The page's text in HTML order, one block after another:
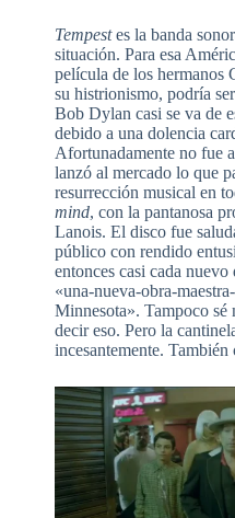
Tempestes la banda
situación. Para esa
película de los hermanos
su histrionismo, podría
Bob Dylan casi se va de
debido a una dolencia
Afortunadamente no fue
lanzó al mercado lo que
resurrección musical en
mind, con la pantanosa
Lanois. El disco fue
público con rendido
entonces casi cada
«una-nueva-obra-
Minnesota». Tampoco sé
decir eso. Pero la
incesantemente. También